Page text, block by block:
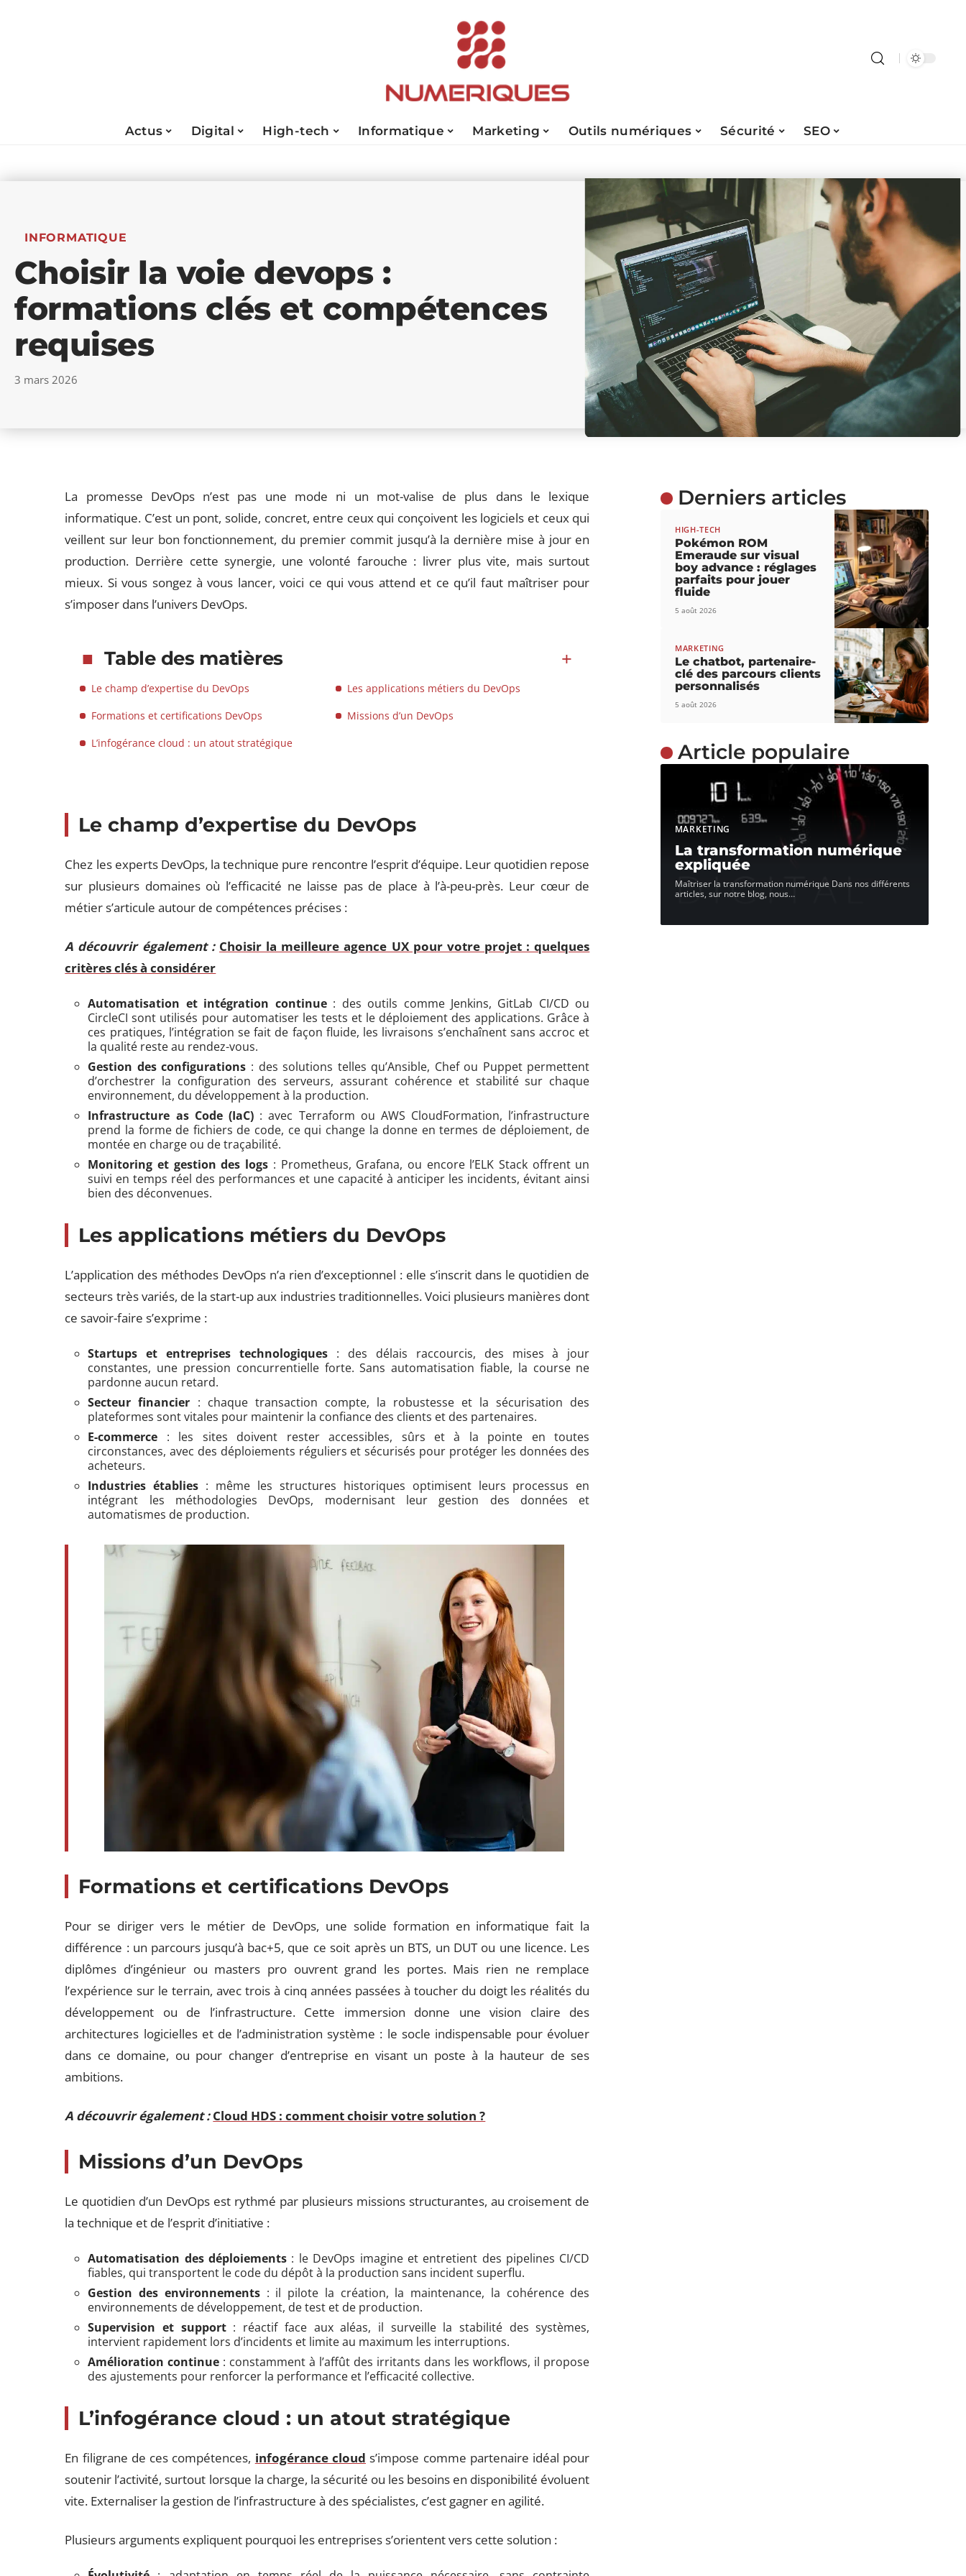
Actus Digital High-tech Informatique Marketing Outils numériques Sécurité SEO
INFORMATIQUE
Choisir la voie devops :
formations clés et compétences
requises
3 mars 2026
La promesse DevOps n’est pas une mode ni un mot-valise de plus dans le lexique
informatique. C’est un pont, solide, concret, entre ceux qui conçoivent les logiciels et ceux qui
veillent sur leur bon fonctionnement, du premier commit jusqu’à la dernière mise à jour en
production. Derrière cette synergie, une volonté farouche : livrer plus vite, mais surtout
mieux. Si vous songez à vous lancer, voici ce qui vous attend et ce qu’il faut maîtriser pour
s’imposer dans l’univers DevOps.
Table des matières
Le champ d’expertise du DevOps
Les applications métiers du DevOps
Formations et certifications DevOps
Missions d’un DevOps
L’infogérance cloud : un atout stratégique
Le champ d’expertise du DevOps
Chez les experts DevOps, la technique pure rencontre l’esprit d’équipe. Leur quotidien repose
sur plusieurs domaines où l’efficacité ne laisse pas de place à l’à-peu-près. Leur cœur de
métier s’articule autour de compétences précises :
A découvrir également : Choisir la meilleure agence UX pour votre projet : quelques
critères clés à considérer
Automatisation et intégration continue: des outils comme Jenkins, GitLab CI/CD ou
CircleCI sont utilisés pour automatiser les tests et le déploiement des applications. Grâce à
ces pratiques, l’intégration se fait de façon fluide, les livraisons s’enchaînent sans accroc et
la qualité reste au rendez-vous.
Gestion des configurations : des solutions telles qu’Ansible, Chef ou Puppet permettent
d’orchestrer la configuration des serveurs, assurant cohérence et stabilité sur chaque
environnement, du développement à la production.
Infrastructure as Code (IaC): avec Terraform ou AWS CloudFormation, l’infrastructure
prend la forme de fichiers de code, ce qui change la donne en termes de déploiement, de
montée en charge ou de traçabilité.
Monitoring et gestion des logs : Prometheus, Grafana, ou encore l’ELK Stack offrent un
suivi en temps réel des performances et une capacité à anticiper les incidents, évitant ainsi
bien des déconvenues.
Les applications métiers du DevOps
L’application des méthodes DevOps n’a rien d’exceptionnel : elle s’inscrit dans le quotidien de
secteurs très variés, de la start-up aux industries traditionnelles. Voici plusieurs manières dont
ce savoir-faire s’exprime :
Startups et entreprises technologiques : des délais raccourcis, des mises à jour
constantes, une pression concurrentielle forte. Sans automatisation fiable, la course ne
pardonne aucun retard.
Secteur financier : chaque transaction compte, la robustesse et la sécurisation des
plateformes sont vitales pour maintenir la confiance des clients et des partenaires.
E-commerce : les sites doivent rester accessibles, sûrs et à la pointe en toutes
circonstances, avec des déploiements réguliers et sécurisés pour protéger les données des
acheteurs.
Industries établies : même les structures historiques optimisent leurs processus en
intégrant les méthodologies DevOps, modernisant leur gestion des données et
automatismes de production.
Formations et certifications DevOps
Pour se diriger vers le métier de DevOps, une solide formation en informatique fait la
différence : un parcours jusqu’à bac+5, que ce soit après un BTS, un DUT ou une licence. Les
diplômes d’ingénieur ou masters pro ouvrent grand les portes. Mais rien ne remplace
l’expérience sur le terrain, avec trois à cinq années passées à toucher du doigt les réalités du
développement ou de l’infrastructure. Cette immersion donne une vision claire des
architectures logicielles et de l’administration système : le socle indispensable pour évoluer
dans ce domaine, ou pour changer d’entreprise en visant un poste à la hauteur de ses
ambitions.
A découvrir également : Cloud HDS : comment choisir votre solution ?
Missions d’un DevOps
Le quotidien d’un DevOps est rythmé par plusieurs missions structurantes, au croisement de
la technique et de l’esprit d’initiative :
Automatisation des déploiements : le DevOps imagine et entretient des pipelines CI/CD
fiables, qui transportent le code du dépôt à la production sans incident superflu.
Gestion des environnements: il pilote la création, la maintenance, la cohérence des
environnements de développement, de test et de production.
Supervision et support: réactif face aux aléas, il surveille la stabilité des systèmes,
intervient rapidement lors d’incidents et limite au maximum les interruptions.
Amélioration continue : constamment à l’affût des irritants dans les workflows, il propose
des ajustements pour renforcer la performance et l’efficacité collective.
L’infogérance cloud : un atout stratégique
En filigrane de ces compétences, infogérance cloud s’impose comme partenaire idéal pour
soutenir l’activité, surtout lorsque la charge, la sécurité ou les besoins en disponibilité évoluent
vite. Externaliser la gestion de l’infrastructure à des spécialistes, c’est gagner en agilité.
Plusieurs arguments expliquent pourquoi les entreprises s’orientent vers cette solution :
Derniers articles
HIGH-TECH
Pokémon ROM
Emeraude sur visual
boy advance : réglages
parfaits pour jouer
fluide
5 août 2026
MARKETING
Le chatbot, partenaire-
clé des parcours clients
personnalisés
5 août 2026
Article populaire
MARKETING
La transformation numérique
expliquée
Maîtriser la transformation numérique Dans nos différents
articles, sur notre blog, nous…